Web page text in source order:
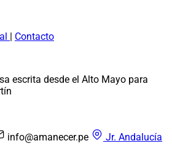
| Contacto
escrita desde el Alto Mayo para
info@amanecer.pe
Jr. Andalucía